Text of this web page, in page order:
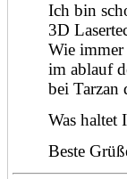
Ich bin
3D
Wie
im ablauf
bei Tarzan
Was haltet
Beste